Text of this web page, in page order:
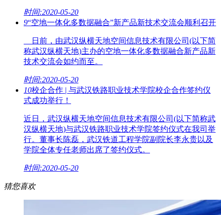
时间:2020-05-20
9“空地一体化多数据融合”新产品新技术交流会顺利召开
日前，由武汉纵横天地空间信息技术有限公司(以下简
称武汉纵横天地)主办的空地一体化多数据融合新产品新
技术交流会如约而至。
时间:2020-05-20
10校企合作 | 与武汉铁路职业技术学院校企合作签约仪
式成功举行！
近日，武汉纵横天地空间信息技术有限公司(以下简称武
汉纵横天地)与武汉铁路职业技术学院签约仪式在我司举
行。董事长陈磊，武汉铁道工程学院副院长李永贵以及
学院全体专任老师出席了签约仪式。
时间:2020-05-20
猜您喜欢